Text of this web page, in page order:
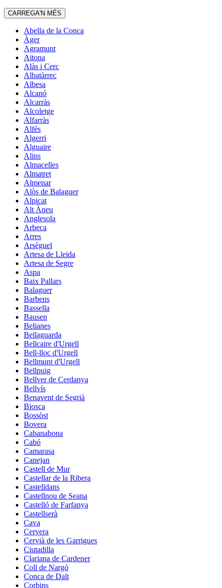
CARREGA'N MÉS
Abella de la Conca
Àger
Agramunt
Aitona
Alàs i Cerc
Albatàrrec
Albesa
Alcanó
Alcarràs
Alcoletge
Alfarràs
Alfés
Algerri
Alguaire
Alins
Almacelles
Almatret
Almenar
Alòs de Balaguer
Alpicat
Alt Àneu
Anglesola
Arbeca
Arres
Arsèguel
Artesa de Lleida
Artesa de Segre
Aspa
Baix Pallars
Balaguer
Barbens
Bassella
Bausen
Belianes
Bellaguarda
Bellcaire d'Urgell
Bell-lloc d'Urgell
Bellmunt d'Urgell
Bellpuig
Bellver de Cerdanya
Bellvís
Benavent de Segrià
Biosca
Bossòst
Bovera
Cabanabona
Cabó
Camarasa
Canejan
Castell de Mur
Castellar de la Ribera
Castelldans
Castellnou de Seana
Castelló de Farfanya
Castellserà
Cava
Cervera
Cervià de les Garrigues
Ciutadilla
Clariana de Cardener
Coll de Nargó
Conca de Dalt
Corbins